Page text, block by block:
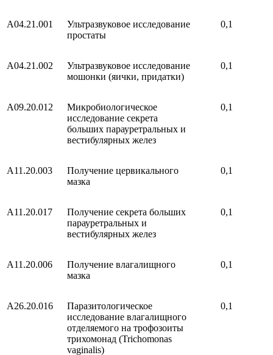
A04.21.001
Ультразвуковое исследование
простаты
0,1
A04.21.002
Ультразвуковое исследование
мошонки (яички, придатки)
0,1
A09.20.012
Микробиологическое
исследование секрета
больших парауретральных и
вестибулярных желез
0,1
A11.20.003
Получение цервикального
мазка
0,1
A11.20.017
Получение секрета больших
парауретральных и
вестибулярных желез
0,1
A11.20.006
Получение влагалищного
мазка
0,1
A26.20.016
Паразитологическое
исследование влагалищного
отделяемого на трофозоиты
трихомонад (Trichomonas
vaginalis)
0,1